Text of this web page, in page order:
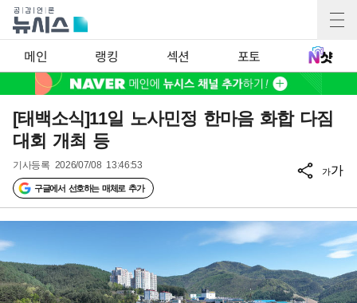
메인 랭킹 섹션 포토
[태백소식]11일 노사민정 한마음 화합 다짐
대회 개최 등
기사등록 2026/07/08 13:46:53
구글에서 선호하는 매체로 추가
가가